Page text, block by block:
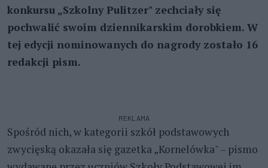
konkursu „Szkolny Pulitzer" zechciały się
pochwalić swoim dziennikarskim dorobkiem. W
tej edycji nominowanych do nagrody zostało 16
redakcji pism.
REKLAMA
Spośród nich, w kategorii szkół podstawowych
zwycięską okazała się gazetka „Kornelówka" – pismo